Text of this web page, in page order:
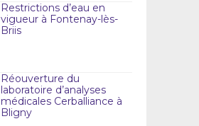
Restrictions d’eau en
vigueur à Fontenay-lès-
Briis
Réouverture du
laboratoire d’analyses
médicales Cerballiance à
Bligny